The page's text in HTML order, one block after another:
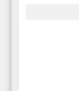
‏صوبائی سرکلر نمبر 4 پنجاب